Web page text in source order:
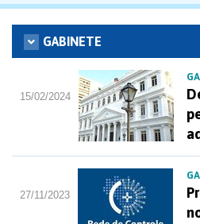
GABINETE
15/02/2024
27/11/2023